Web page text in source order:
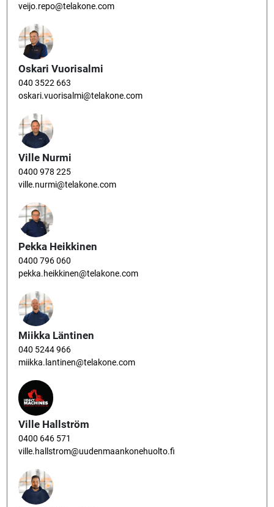
veijo.repo@telakone.com
Oskari Vuorisalmi
040 3522 663
oskari.vuorisalmi@telakone.com
Ville Nurmi
0400 978 225
ville.nurmi@telakone.com
Pekka Heikkinen
0400 796 060
pekka.heikkinen@telakone.com
Miikka Läntinen
040 5244 966
miikka.lantinen@telakone.com
Ville Hallström
0400 646 571
ville.hallstrom@uudenmaankonehuolto.fi